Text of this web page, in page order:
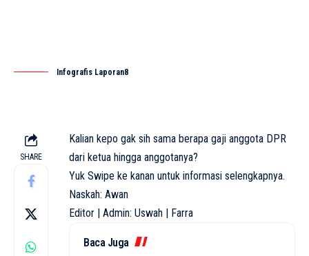
Infografis Laporan8
SHARE
Kalian kepo gak sih sama berapa gaji anggota DPR
dari ketua hingga anggotanya?
Yuk Swipe ke kanan untuk informasi selengkapnya.
Naskah: Awan
Editor | Admin: Uswah | Farra
Baca Juga